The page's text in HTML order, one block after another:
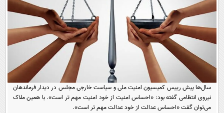
محیط زیست
سفر و تفریح
فناوری و It
علمی
اخبار کریپتو
قرآن
گوناگون
سرگرمی
باشگاه مغز
مجله تصویری سلاح
فیلم
اقتصاد
ورزش
سیاست
عصر ایران 2
خواندنی ها و دیدنی ها
داستان کوتاه
آموزش زبان
سال‌ها پیش رییس کمیسیون امنیت ملی و سیاست خارجی مجلس در دیدار فرماندهان
نیروی انتظامی گفته بود: «احساس امنیت از خود امنیت مهم تر است». با همین ملاک
می‌توان گفت «احساس عدالت از خود عدالت مهم تر است».